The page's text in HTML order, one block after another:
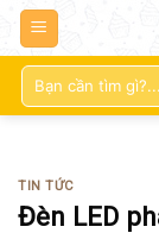
Tìm
kiếm:
TIN TỨC
Đèn LED